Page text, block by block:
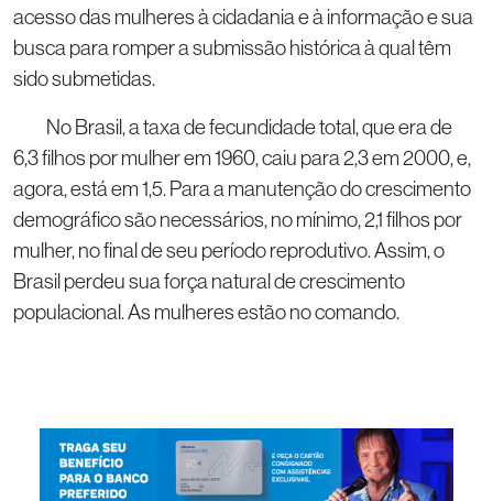
acesso das mulheres à cidadania e à informação e sua
busca para romper a submissão histórica à qual têm
sido submetidas.
No Brasil, a taxa de fecundidade total, que era de
6,3 filhos por mulher em 1960, caiu para 2,3 em 2000, e,
agora, está em 1,5. Para a manutenção do crescimento
demográfico são necessários, no mínimo, 2,1 filhos por
mulher, no final de seu período reprodutivo. Assim, o
Brasil perdeu sua força natural de crescimento
populacional. As mulheres estão no comando.